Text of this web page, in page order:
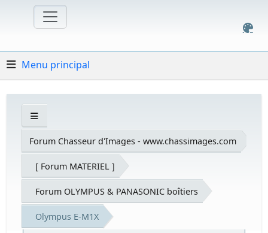
Menu principal
Forum Chasseur d'Images - www.chassimages.com
[ Forum MATERIEL ]
Forum OLYMPUS & PANASONIC boîtiers
Olympus E-M1X